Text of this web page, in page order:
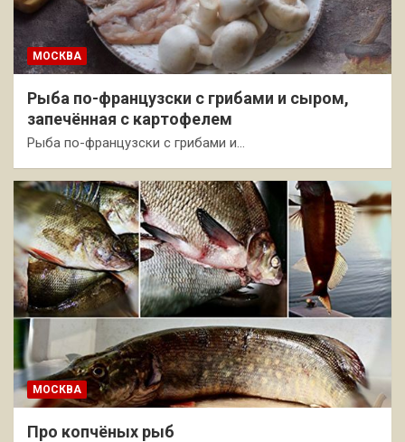
МОСКВА
Рыба по-французски с грибами и сыром,
запечённая с картофелем
Рыба по-французски с грибами и…
МОСКВА
Про копчёных рыб